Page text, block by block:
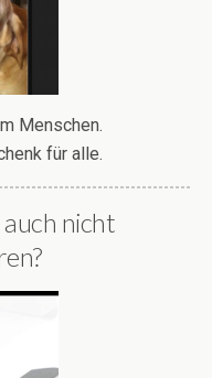
Menschen.
für alle.
nicht